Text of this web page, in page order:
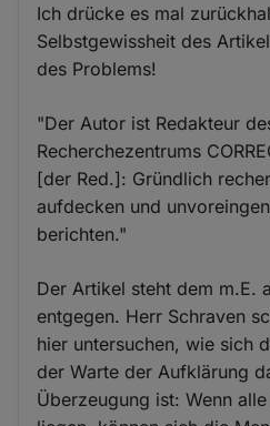
Ich drücke es mal
Selbstgewissheit des
des Problems!
"Der Autor ist Redakteur
Recherchezentrums
[der Red.]: Gründlich
aufdecken und
berichten."
Der Artikel steht dem m.E.
entgegen. Herr Schraven
hier untersuchen, wie sich
der Warte der Aufklärung
Überzeugung ist: Wenn